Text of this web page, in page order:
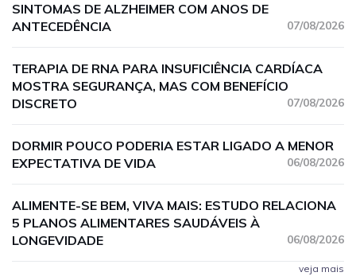
SINTOMAS DE ALZHEIMER COM ANOS DE
ANTECEDÊNCIA
07/08/2026
TERAPIA DE RNA PARA INSUFICIÊNCIA CARDÍACA
MOSTRA SEGURANÇA, MAS COM BENEFÍCIO
DISCRETO
07/08/2026
DORMIR POUCO PODERIA ESTAR LIGADO A MENOR
EXPECTATIVA DE VIDA
06/08/2026
ALIMENTE-SE BEM, VIVA MAIS: ESTUDO RELACIONA
5 PLANOS ALIMENTARES SAUDÁVEIS À
LONGEVIDADE
06/08/2026
veja mais